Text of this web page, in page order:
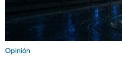
Opinión